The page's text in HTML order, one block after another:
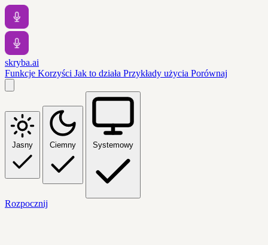
skryba.ai
Funkcje Korzyści Jak to działa Przykłady użycia Porównaj
Jasny Ciemny Systemowy
Rozpocznij